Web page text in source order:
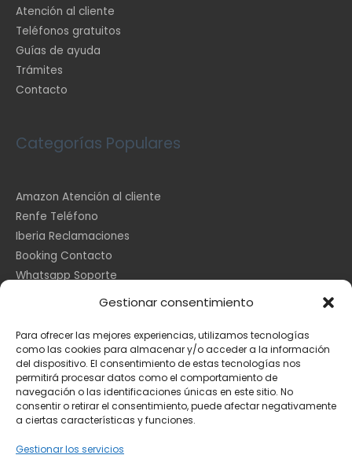
Gestionar consentimiento
Para ofrecer las mejores experiencias, utilizamos tecnologías
como las cookies para almacenar y/o acceder a la información
del dispositivo. El consentimiento de estas tecnologías nos
permitirá procesar datos como el comportamiento de
navegación o las identificaciones únicas en este sitio. No
consentir o retirar el consentimiento, puede afectar negativamente
a ciertas características y funciones.
Gestionar los servicios
Atención al cliente
Teléfonos gratuitos
Guías de ayuda
Trámites
Contacto
Categorías Populares
Amazon Atención al cliente
Renfe Teléfono
Iberia Reclamaciones
Booking Contacto
Whatsapp Soporte
Información Legal
Aviso Legal
Política de Cookies